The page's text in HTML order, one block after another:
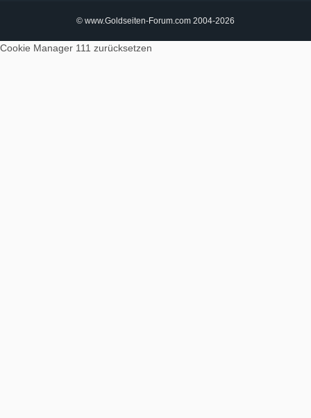
© www.Goldseiten-Forum.com 2004-2026
Cookie Manager 111 zurücksetzen